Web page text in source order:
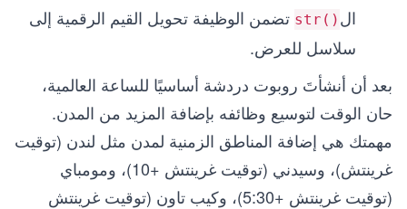
ال str() تضمن الوظيفة تحويل القيم الرقمية إلى
سلاسل للعرض.
بعد أن أنشأتَ روبوت دردشة أساسيًا للساعة العالمية،
حان الوقت لتوسيع وظائفه بإضافة المزيد من المدن.
مهمتك هي إضافة المناطق الزمنية لمدن مثل لندن (توقيت
غرينتش)، وسيدني (توقيت غرينتش +10)، ومومباي
(توقيت غرينتش +5:30)، وكيب تاون (توقيت غرينتش